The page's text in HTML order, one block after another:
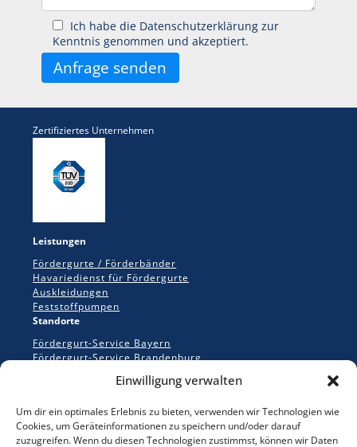
Einwilligung verwalten
Um dir ein optimales Erlebnis zu bieten, verwenden wir Technologien wie
Cookies, um Geräteinformationen zu speichern und/oder darauf
zuzugreifen. Wenn du diesen Technologien zustimmst, können wir Daten
Ich habe die Datenschutzerklärung zur
Kenntnis genommen und akzeptiert.
Leistungen
Fördergurte / Förderbänder
Havariedienst für Fördergurte
Auskleidungen
Feststoffpumpen
Standorte
Fördergurt-Service Bayern
Fördergurt-Service Brandenburg
Fördergurt-Service Dresden/Radebeul
Fördergurt-Service Neunkirchen/Saarland
Fördergurt-Service Neuötting/Südostbayern
Fördergurt-Service Vierkirchen/Sachsen
Zertifiziertes Unternehmen